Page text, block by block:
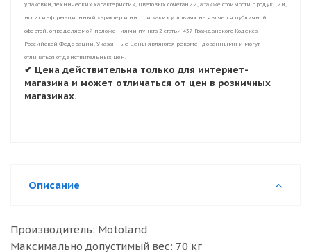
упаковки, технических характеристик, цветовых сочетаний, а также стоимости продукции,
носит информационный характер и ни при каких условиях не является публичной
офертой, определяемой положениями пункта 2 статьи 437 Гражданского Кодекса
Российской Федерации. Указанные цены являются рекомендованными и могут
отличаться от действительных цен.
✔ Цена действительна только для интернет-
магазина и может отличаться от цен в розничных
магазинах.
Описание
Производитель: Motoland
Максимально допустимый вес: 70 кг